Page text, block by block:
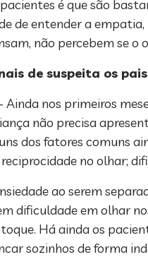
é que são
de entender a
não percebem se
de suspeita os
Ainda nos primeiros
não precisa
dos fatores comuns
no olhar;
ao serem
dificuldade em olhar
Há ainda os
sozinhos de forma